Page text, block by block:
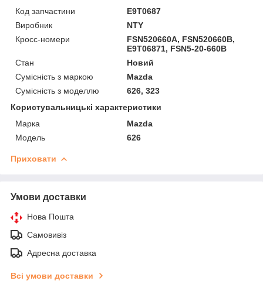
Код запчастини
E9T0687
Виробник
NTY
Кросс-номери
FSN520660A, FSN520660B,
E9T06871, FSN5-20-660B
Стан
Новий
Сумісність з маркою
Mazda
Сумісність з моделлю
626, 323
Користувальницькі характеристики
Марка
Mazda
Модель
626
Приховати
Умови доставки
Нова Пошта
Самовивіз
Адресна доставка
Всі умови доставки